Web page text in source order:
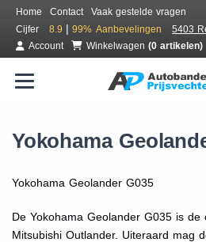
Home Contact
Vaak gestelde vragen
Cijfer
8.9 | 99% Aanbevelingen
5403
Account
Winkelwagen (0 artikelen)
Yokohama
Yokohama Geolander G035
De Yokohama Geolander G035 is
Mitsubishi Outlander. Uiteraard mag